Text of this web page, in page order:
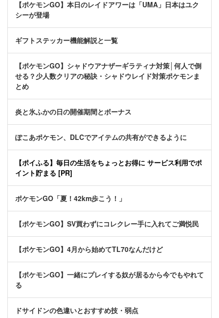
【ポケモンGO】本日のレイドアワーは「UMA」日本はユク
シーが登場
ギフトステッカー機能解説と一覧
【ポケモンGO】シャドウアナザーギラティナ対策│何人で倒
せる？少人数クリアの秘訣・シャドウレイド対策ポケモンま
とめ
炎と氷ふかの日の開催期間とボーナス
ぽこあポケモン、DLCでアイテムの共有ができるように
【ポイふる】毎日の生活をちょっとお得に サービス利用でポ
イント貯まる [PR]
ポケモンGO「夏！42km歩こう！」
【ポケモンGO】SV買わずにコレクレー手に入れてご満悦民
【ポケモンGO】4月から始めてTL70なんだけど
【ポケモンGO】一緒にプレイする奴が居るから今でもやれて
る
ドサイドンの色違いとおすすめ技・弱点